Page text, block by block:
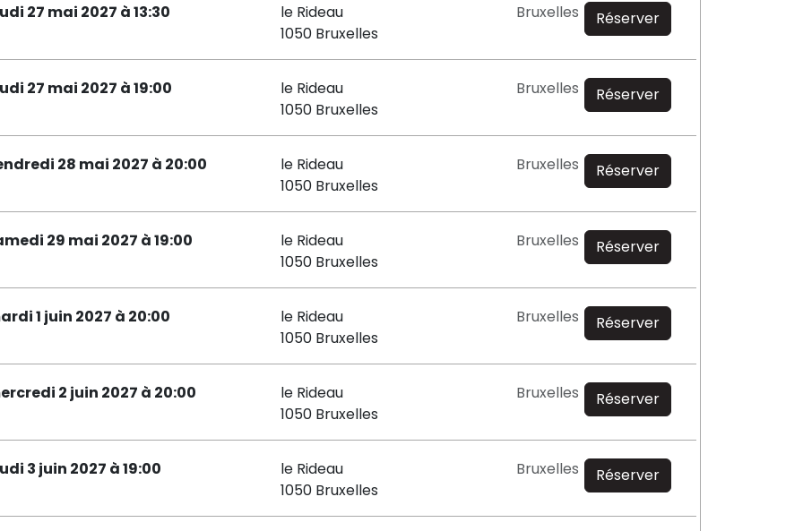
27 mai 2027 à 13:30
le Rideau
1050 Bruxelles
Bruxelles Réserver
27 mai 2027 à 19:00
le Rideau
1050 Bruxelles
Bruxelles Réserver
28 mai 2027 à 20:00
le Rideau
1050 Bruxelles
Bruxelles Réserver
29 mai 2027 à 19:00
le Rideau
1050 Bruxelles
Bruxelles Réserver
1 juin 2027 à 20:00
le Rideau
1050 Bruxelles
Bruxelles Réserver
2 juin 2027 à 20:00
le Rideau
1050 Bruxelles
Bruxelles Réserver
3 juin 2027 à 19:00
le Rideau
1050 Bruxelles
Bruxelles Réserver